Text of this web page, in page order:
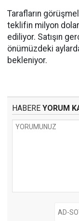
Tarafların
teklifin milyon
ediliyor. Satışın
önümüzdeki
bekleniyor.
HABERE YORUM